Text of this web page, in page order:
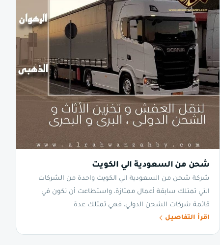
شحن من السعودية الي الكويت
شركة شحن من السعودية الي الكويت واحدة من الشركات
التي تمتلك سابقة أعمال ممتازة، واستطاعت أن تكون في
قائمة شركات الشحن الدولي، فهي تمتلك عدة
اقرأ التفاصيل